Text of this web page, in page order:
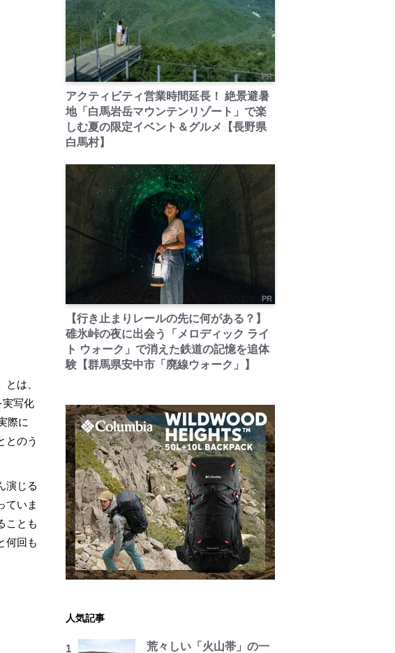
は、
実写化
際に
とのう
演じる
ていま
ことも
何回も
PR
アクティビティ営業時間延長！ 絶景避暑
地「白馬岩岳マウンテンリゾート」で楽
しむ夏の限定イベント＆グルメ【長野県
白馬村】
PR
【行き止まりレールの先に何がある？】
碓氷峠の夜に出会う「メロディック ライ
ト ウォーク」で消えた鉄道の記憶を追体
験【群馬県安中市「廃線ウォーク」】
人気記事
荒々しい「火山帯」の一